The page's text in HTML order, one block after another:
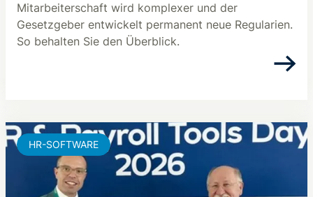
Mitarbeiterschaft wird komplexer und der
Gesetzgeber entwickelt permanent neue Regularien.
So behalten Sie den Überblick.
HR-SOFTWARE